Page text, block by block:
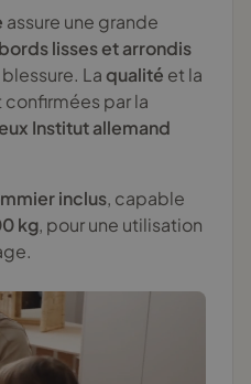
assure une grande
bords lisses et arrondis
Laqualité et la
par la
Institut allemand
inclus, capable
kg, pour une utilisation